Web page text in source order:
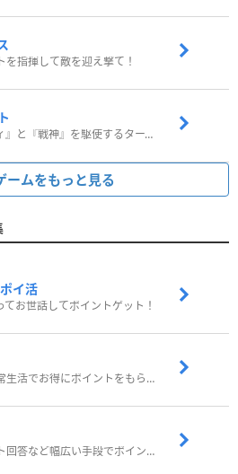
指揮して敵を迎え撃て！
武器の『アビリティ』と『戦神』を駆使するターン制コマンドバトルRPG！
ームをもっと見る
イ活
てお世話してポイントゲット！
歩いてポイ活！日常生活でお得にポイントをもらおう
歩いたりアンケート回答など幅広い手段でポイントをゲット